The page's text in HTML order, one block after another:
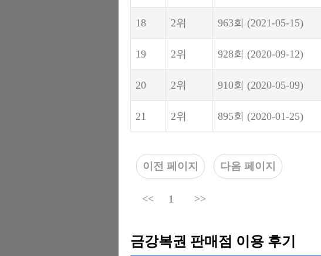
18 2위 963회 (2021-05-15)
19 2위 928회 (2020-09-12)
20 2위 910회 (2020-05-09)
21 2위 895회 (2020-01-25)
이전 페이지 다음 페이지
<< 1 >>
금강복권 판매점 이용 후기